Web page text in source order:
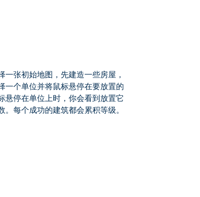
一张初始地图，先建造一些房屋，
一个单位并将鼠标悬停在要放置的
悬停在单位上时，你会看到放置它
每个成功的建筑都会累积等级。
后逐步建造更高级的建筑，以提
高分数。每个成功的建筑都会累
建立一个经得起时间考验的帝国